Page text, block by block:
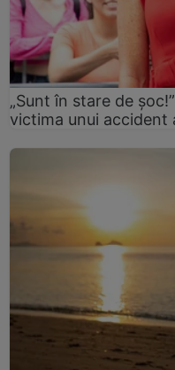
„Sunt în stare de
victima unui accident